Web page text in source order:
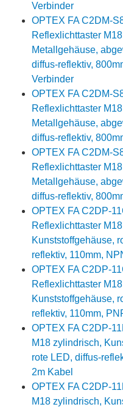
Verbinder
OPTEX FA C2DM-
Reflexlichttaster
Metallgehäuse,
diffus-reflektiv,
Verbinder
OPTEX FA C2DM-
Reflexlichttaster
Metallgehäuse,
diffus-reflektiv,
OPTEX FA C2DM-
Reflexlichttaster
Metallgehäuse,
diffus-reflektiv,
OPTEX FA C2DP-
Reflexlichttaster
Kunststoffgehäuse,
reflektiv, 110mm,
OPTEX FA C2DP-
Reflexlichttaster
Kunststoffgehäuse,
reflektiv, 110mm,
OPTEX FA C2DP-
M18 zylindrisch,
rote LED, diffus-
2m Kabel
OPTEX FA C2DP-
M18 zylindrisch,